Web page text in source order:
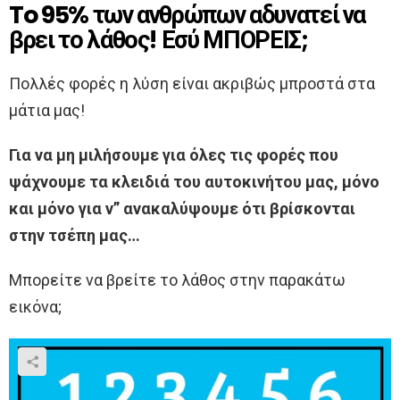
To 95% των ανθρώπων αδυνατεί να
βρει το λάθος! Εσύ ΜΠΟΡΕΙΣ;
Πολλές φορές η λύση είναι ακριβώς μπροστά στα
μάτια μας!
Για να μη μιλήσουμε για όλες τις φορές που
ψάχνουμε τα κλειδιά του αυτοκινήτου μας, μόνο
και μόνο για ν” ανακαλύψουμε ότι βρίσκονται
στην τσέπη μας…
Μπορείτε να βρείτε το λάθος στην παρακάτω
εικόνα;